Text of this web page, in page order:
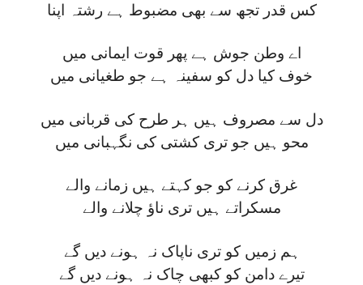
کس قدر تجھ سے بھی مضبوط ہے رشتہ اپنا
اے وطن جوش ہے پھر قوت ایمانی میں
خوف کیا دل کو سفینہ ہے جو طغیانی میں
دل سے مصروف ہیں ہر طرح کی قربانی میں
محو ہیں جو تری کشتی کی نگہبانی میں
غرق کرنے کو جو کہتے ہیں زمانے والے
مسکراتے ہیں تری ناؤ چلانے والے
ہم زمیں کو تری ناپاک نہ ہونے دیں گے
تیرے دامن کو کبھی چاک نہ ہونے دیں گے